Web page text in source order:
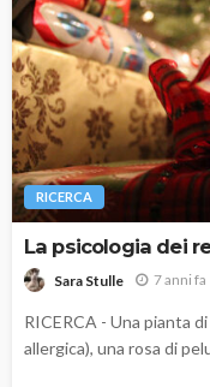
RICERCA
La psicologia dei
Sara Stulle 7 anni fa
RICERCA - Una pianta
allergica), una rosa di